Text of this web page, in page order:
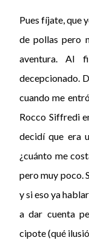
Pues fíjate, que
de pollas pero
aventura. Al
decepcionado.
cuando me
Rocco Siffredi
decidí que era
¿cuánto me
pero muy poco.
y si eso ya
a dar cuenta
cipote (qué